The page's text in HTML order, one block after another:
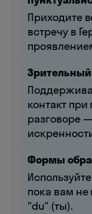
Приходите
встречу в
Зрительный
контакт
разговоре
Формы
пока вам не
"du" (ты).